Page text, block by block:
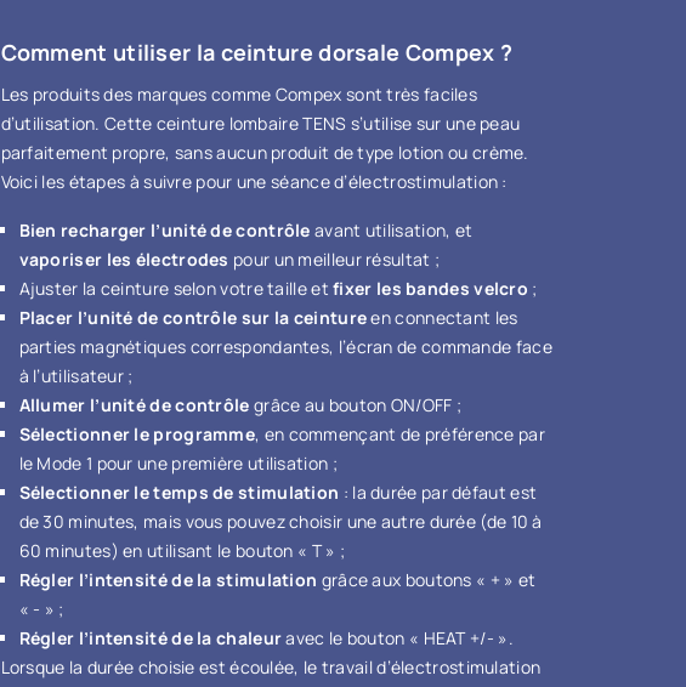
Comment utiliser la ceinture dorsale Compex ?
Les produits des marques comme Compex sont très faciles
d’utilisation. Cette ceinture lombaire TENS s’utilise sur une peau
parfaitement propre, sans aucun produit de type lotion ou crème.
Voici les étapes à suivre pour une séance d’électrostimulation :
Bien recharger l’unité de contrôle avant utilisation, et
vaporiser les électrodes pour un meilleur résultat ;
Ajuster la ceinture selon votre taille et fixer les bandes velcro ;
Placer l’unité de contrôle sur la ceintureen connectant les
parties magnétiques correspondantes, l’écran de commande face
à l’utilisateur ;
Allumer l’unité de contrôle grâce au bouton ON/OFF ;
Sélectionner le programme, en commençant de préférence par
le Mode 1 pour une première utilisation ;
Sélectionner le temps de stimulation : la durée par défaut est
de 30 minutes, mais vous pouvez choisir une autre durée (de 10 à
60 minutes) en utilisant le bouton « T » ;
Régler l’intensité de la stimulation grâce aux boutons « + » et
« - » ;
Régler l’intensité de la chaleuravec le bouton « HEAT +/- ».
Lorsque la durée choisie est écoulée, le travail d’électrostimulation